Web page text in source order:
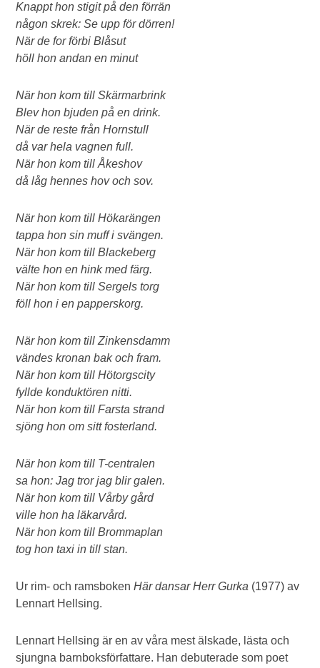
Knappt hon stigit på den förrän
någon skrek: Se upp för dörren!
När de for förbi Blåsut
höll hon andan en minut
När hon kom till Skärmarbrink
Blev hon bjuden på en drink.
När de reste från Hornstull
då var hela vagnen full.
När hon kom till Åkeshov
då låg hennes hov och sov.
När hon kom till Hökarängen
tappa hon sin muff i svängen.
När hon kom till Blackeberg
välte hon en hink med färg.
När hon kom till Sergels torg
föll hon i en papperskorg.
När hon kom till Zinkensdamm
vändes kronan bak och fram.
När hon kom till Hötorgscity
fyllde konduktören nitti.
När hon kom till Farsta strand
sjöng hon om sitt fosterland.
När hon kom till T-centralen
sa hon: Jag tror jag blir galen.
När hon kom till Vårby gård
ville hon ha läkarvård.
När hon kom till Brommaplan
tog hon taxi in till stan.
Ur rim- och ramsbokenHär dansar Herr Gurka (1977) av
Lennart Hellsing.
Lennart Hellsing är en av våra mest älskade, lästa och
sjungna barnboksförfattare. Han debuterade som poet